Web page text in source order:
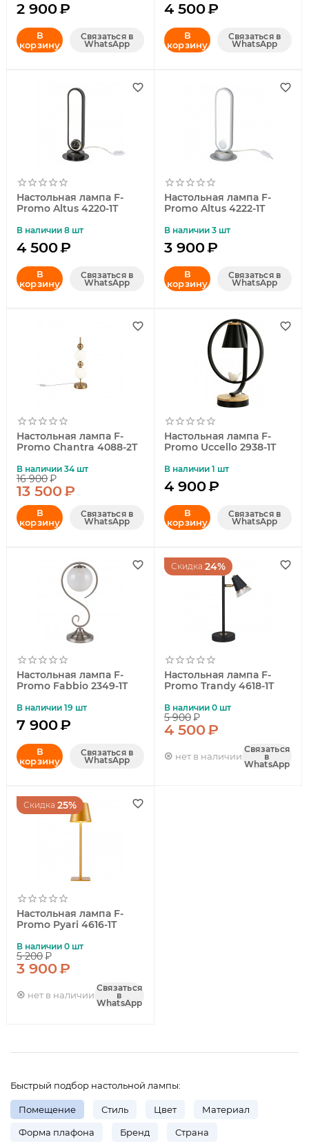
2 900₽
В
корзину
Связаться в
WhatsApp
4 500₽
В
корзину
Связаться в
WhatsApp
Настольная лампа F-
Promo Altus 4220-1T
В наличии 8 шт
4 500₽
В
корзину
Связаться в
WhatsApp
Настольная лампа F-
Promo Altus 4222-1T
В наличии 3 шт
3 900₽
В
корзину
Связаться в
WhatsApp
Настольная лампа F-
Promo Chantra 4088-2T
В наличии 34 шт
16 900₽
13 500₽
В
корзину
Связаться в
WhatsApp
Настольная лампа F-
Promo Uccello 2938-1T
В наличии 1 шт
4 900₽
В
корзину
Связаться в
WhatsApp
Настольная лампа F-
Promo Fabbio 2349-1T
В наличии 19 шт
7 900₽
В
корзину
Связаться в
WhatsApp
Скидка 24%
Настольная лампа F-
Promo Trandy 4618-1T
В наличии 0 шт
5 900₽
4 500₽
нет в наличии
Связаться
в
WhatsApp
Скидка 25%
Настольная лампа F-
Promo Pyari 4616-1T
В наличии 0 шт
5 200₽
3 900₽
нет в наличии
Связаться
в
WhatsApp
Быстрый подбор настольной лампы:
Помещение Стиль Цвет Материал
Форма плафона Бренд Страна